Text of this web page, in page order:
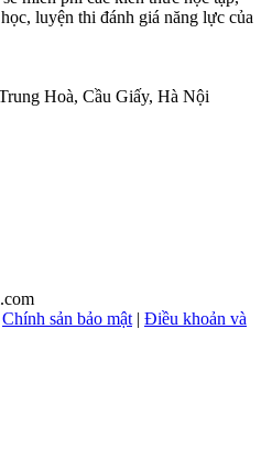
luyện thi đánh giá năng lực của
Hoà, Cầu Giấy, Hà Nội
Chính sản bảo mật | Điều khoản và